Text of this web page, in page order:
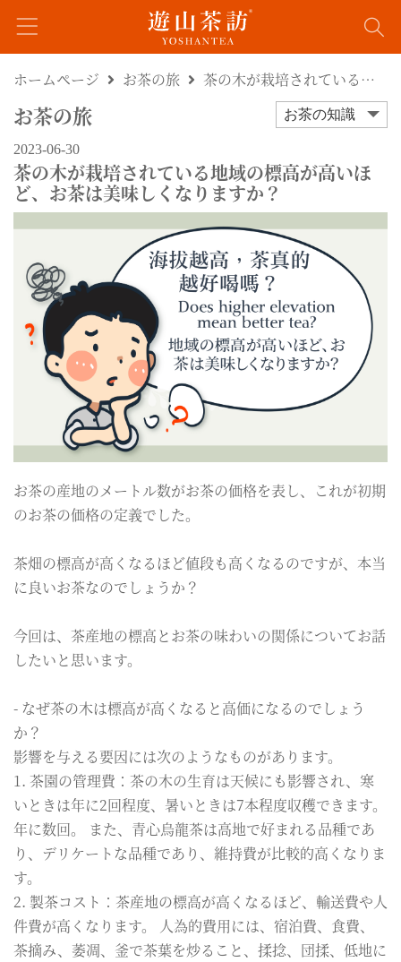
ホームページ お茶の旅 茶の木が栽培されている地域の標高が高いほど、お茶は美味しくなりますか？
お茶の旅 お茶の知識
2023-06-30
茶の木が栽培されている地域の標高が高いほ
ど、お茶は美味しくなりますか？
お茶の産地のメートル数がお茶の価格を表し、これが初期
のお茶の価格の定義でした。
茶畑の標高が高くなるほど値段も高くなるのですが、本当
に良いお茶なのでしょうか？
今回は、茶産地の標高とお茶の味わいの関係についてお話
したいと思います。
- なぜ茶の木は標高が高くなると高価になるのでしょう
か？
影響を与える要因には次のようなものがあります。
1. 茶園の管理費：茶の木の生育は天候にも影響され、寒
いときは年に2回程度、暑いときは7本程度収穫できます。
年に数回。 また、青心烏龍茶は高地で好まれる品種であ
り、デリケートな品種であり、維持費が比較的高くなりま
す。
2. 製茶コスト：茶産地の標高が高くなるほど、輸送費や人
件費が高くなります。 人為的費用には、宿泊費、食費、
茶摘み、萎凋、釜で茶葉を炒ること、揉捻、団揉、低地に